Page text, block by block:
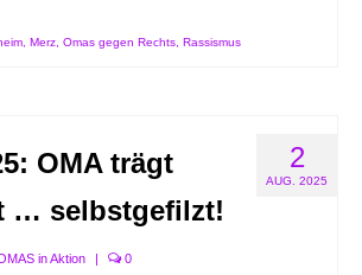
Merz Omas gegen Rechts Rassismus
2
AUG. 2025
OMA trägt
… selbstgefilzt!
in Aktion | 0